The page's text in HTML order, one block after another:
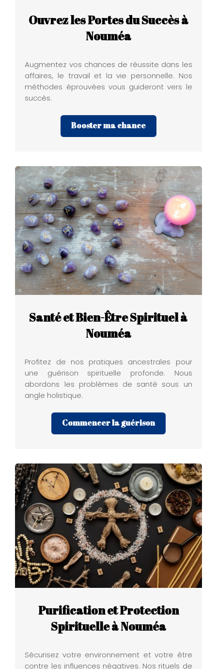
Ouvrez les Portes du Succès à
Nouméa
Augmentez vos chances de réussite dans les
affaires, le travail et la vie personnelle. Nos
méthodes éprouvées vous guideront vers le
succès.
Booster ma chance
Santé et Bien-Être Spirituel à
Nouméa
Profitez de nos pratiques ancestrales pour
une guérison spirituelle profonde. Nous
abordons les problèmes de santé sous un
angle holistique.
Commencer la guérison
Purification et Protection
Spirituelle à Nouméa
Sécurisez votre environnement et votre être
contre les influences négatives. Nos rituels de